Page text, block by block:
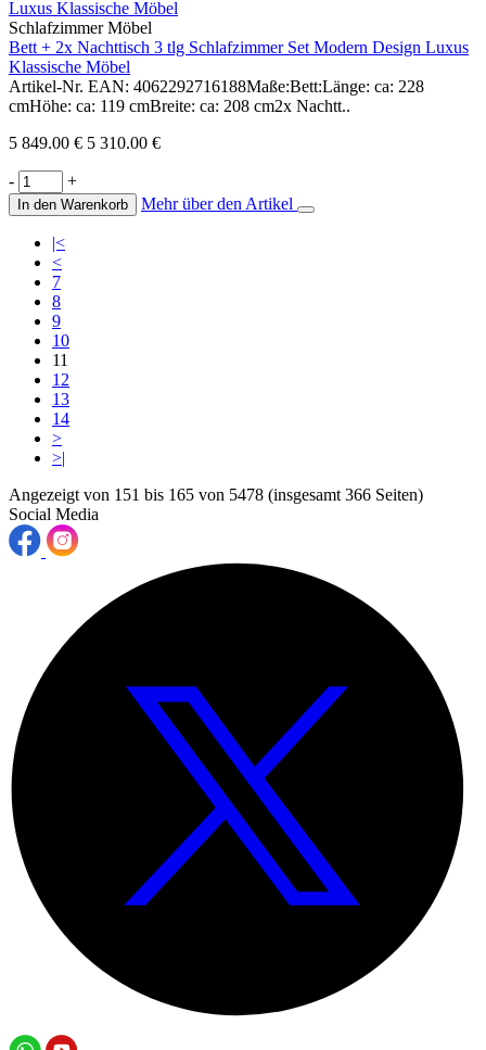
Schlafzimmer Möbel
Bett + 2x Nachttisch 3 tlg Schlafzimmer Set Modern Design Luxus
Klassische Möbel
Artikel-Nr. EAN: 4062292716188Maße:Bett:Länge: ca: 228
cmHöhe: ca: 119 cmBreite: ca: 208 cm2x Nachtt..
5 849.00 € 5 310.00 €
- +
In den Warenkorb Mehr über den Artikel
|<
<
7
8
9
10
11
12
13
14
>
>|
Angezeigt von 151 bis 165 von 5478 (insgesamt 366 Seiten)
Social Media